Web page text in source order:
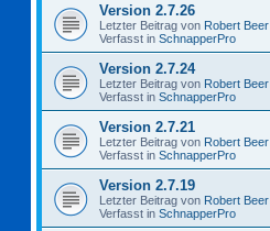
Version 2.7.26
Letzter Beitrag von Robert Beer
Verfasst in SchnapperPro
Version 2.7.24
Letzter Beitrag von Robert Beer
Verfasst in SchnapperPro
Version 2.7.21
Letzter Beitrag von Robert Beer
Verfasst in SchnapperPro
Version 2.7.19
Letzter Beitrag von Robert Beer
Verfasst in SchnapperPro